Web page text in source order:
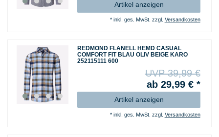
Artikel anzeigen
* inkl. ges. MwSt. zzgl. Versandkosten
REDMOND FLANELL HEMD CASUAL
COMFORT FIT BLAU OLIV BEIGE KARO
252115111 600
UVP 39,99 €
ab 29,99 € *
Artikel anzeigen
* inkl. ges. MwSt. zzgl. Versandkosten